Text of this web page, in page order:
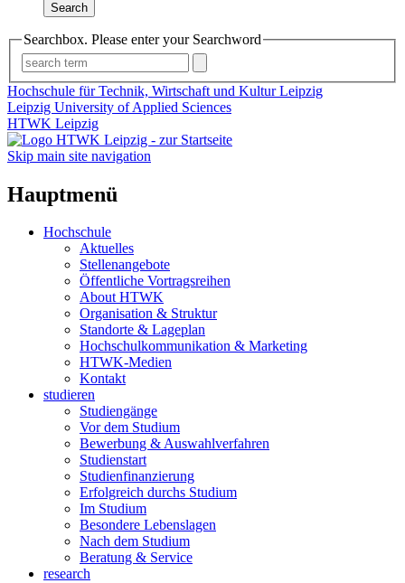
Search
Searchbox. Please enter your Searchword
Hochschule für Technik, Wirtschaft und Kultur Leipzig
Leipzig University of Applied Sciences
HTWK Leipzig
Skip main site navigation
Hauptmenü
Hochschule
Aktuelles
Stellenangebote
Öffentliche Vortragsreihen
About HTWK
Organisation & Struktur
Standorte & Lageplan
Hochschulkommunikation & Marketing
HTWK-Medien
Kontakt
studieren
Studiengänge
Vor dem Studium
Bewerbung & Auswahlverfahren
Studienstart
Studienfinanzierung
Erfolgreich durchs Studium
Im Studium
Besondere Lebenslagen
Nach dem Studium
Beratung & Service
research